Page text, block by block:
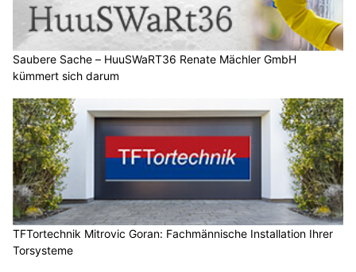
Saubere Sache – HuuSWaRT36 Renate Mächler GmbH
kümmert sich darum
TFTortechnik Mitrovic Goran: Fachmännische Installation Ihrer
Torsysteme